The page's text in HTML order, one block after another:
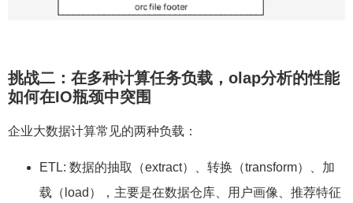
挑战二：在多种计算任务负载，olap分析的性能
如何在IO瓶颈中突围
企业大数据计算常见的两种负载：
ETL: 数据的抽取（extract）、转换（transform）、加
载（load），主要是在数据仓库、用户画像、推荐特征